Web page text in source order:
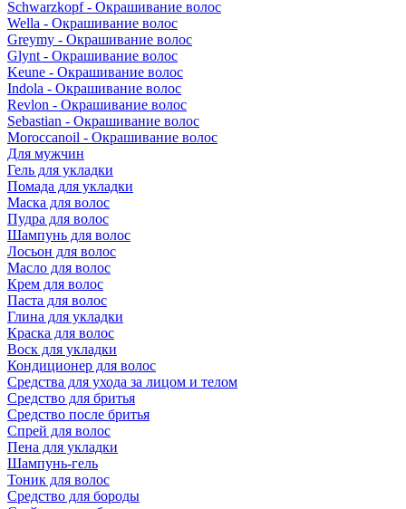
Schwarzkopf - Окрашивание волос
Wella - Окрашивание волос
Greymy - Окрашивание волос
Glynt - Окрашивание волос
Keune - Окрашивание волос
Indola - Окрашивание волос
Revlon - Окрашивание волос
Sebastian - Окрашивание волос
Moroccanoil - Окрашивание волос
Для мужчин
Гель для укладки
Помада для укладки
Маска для волос
Пудра для волос
Шампунь для волос
Лосьон для волос
Масло для волос
Крем для волос
Паста для волос
Глина для укладки
Краска для волос
Воск для укладки
Кондиционер для волос
Средства для ухода за лицом и телом
Средство для бритья
Средство после бритья
Спрей для волос
Пена для укладки
Шампунь-гель
Тоник для волос
Средство для бороды